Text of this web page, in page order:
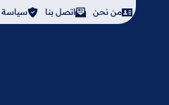
من نحن اتصل بنا سياسة